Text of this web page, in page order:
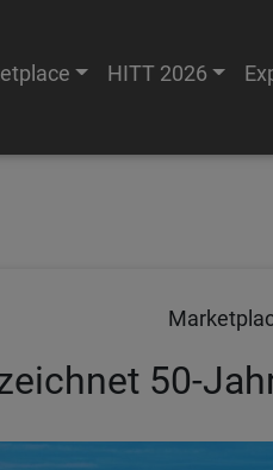
HITT 2026
50-